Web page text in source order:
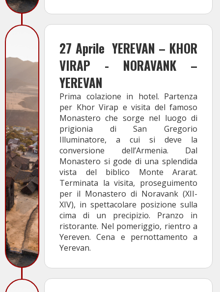
27 Aprile YEREVAN – KHOR
VIRAP - NORAVANK –
YEREVAN
Prima colazione in hotel. Partenza
per Khor Virap e visita del famoso
Monastero che sorge nel luogo di
prigionia di San Gregorio
Illuminatore, a cui si deve la
conversione dell’Armenia. Dal
Monastero si gode di una splendida
vista del biblico Monte Ararat.
Terminata la visita, proseguimento
per il Monastero di Noravank (XII-
XIV), in spettacolare posizione sulla
cima di un precipizio. Pranzo in
ristorante. Nel pomeriggio, rientro a
Yereven. Cena e pernottamento a
Yerevan.